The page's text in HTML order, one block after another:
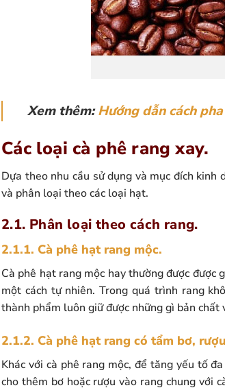
Xem thêm:Hướng dẫn cách
Các loại cà phê rang xay.
Dựa theo nhu cầu sử dụng và mục đích
và phân loại theo các loại hạt.
2.1. Phân loại theo cách rang.
2.1.1. Cà phê hạt rang mộc.
Cà phê hạt rang mộc hay thường được được
một cách tự nhiên. Trong quá trình rang
thành phẩm luôn giữ được những gì bản
2.1.2. Cà phê hạt rang có tẩm bơ,
Khác với cà phê rang mộc, để tăng yếu tố
cho thêm bơ hoặc rượu vào rang chung với